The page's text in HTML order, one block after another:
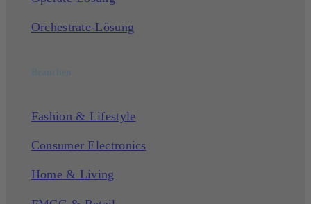
Orchestrate-Lösung
Fashion & Lifestyle
Consumer Electronics
Home & Living